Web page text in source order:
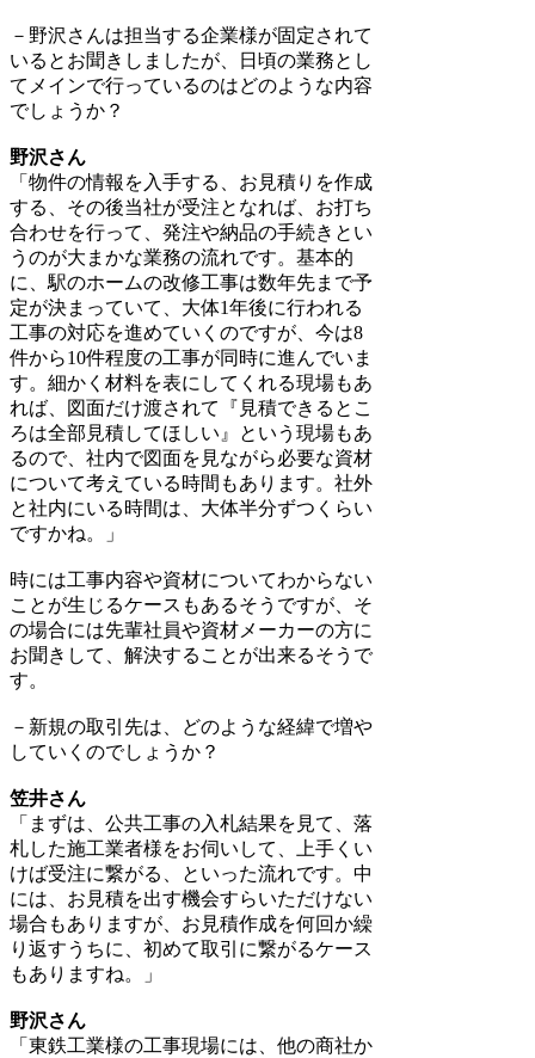
－野沢さんは担当する企業様が固定されて
いるとお聞きしましたが、日頃の業務とし
てメインで行っているのはどのような内容
でしょうか？
野沢さん
「物件の情報を入手する、お見積りを作成
する、その後当社が受注となれば、お打ち
合わせを行って、発注や納品の手続きとい
うのが大まかな業務の流れです。基本的
に、駅のホームの改修工事は数年先まで予
定が決まっていて、大体1年後に行われる
工事の対応を進めていくのですが、今は8
件から10件程度の工事が同時に進んでいま
す。細かく材料を表にしてくれる現場もあ
れば、図面だけ渡されて『見積できるとこ
ろは全部見積してほしい』という現場もあ
るので、社内で図面を見ながら必要な資材
について考えている時間もあります。社外
と社内にいる時間は、大体半分ずつくらい
ですかね。」
時には工事内容や資材についてわからない
ことが生じるケースもあるそうですが、そ
の場合には先輩社員や資材メーカーの方に
お聞きして、解決することが出来るそうで
す。
－新規の取引先は、どのような経緯で増や
していくのでしょうか？
笠井さん
「まずは、公共工事の入札結果を見て、落
札した施工業者様をお伺いして、上手くい
けば受注に繋がる、といった流れです。中
には、お見積を出す機会すらいただけない
場合もありますが、お見積作成を何回か繰
り返すうちに、初めて取引に繋がるケース
もありますね。」
野沢さん
「東鉄工業様の工事現場には、他の商社か